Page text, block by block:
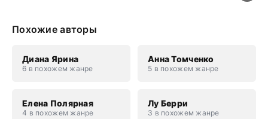
Похожие авторы
Диана Ярина
6 в похожем жанре
Анна Томченко
5 в похожем жанре
Елена Полярная
4 в похожем жанре
Лу Берри
3 в похожем жанре